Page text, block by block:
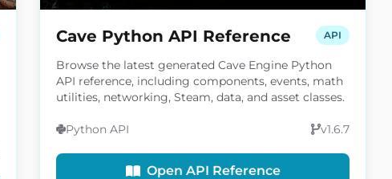
Cave Python API Reference API
Browse the latest generated Cave Engine Python
API reference, including components, events, math
utilities, networking, Steam, data, and asset classes.
Python API v1.6.7
Open API Reference